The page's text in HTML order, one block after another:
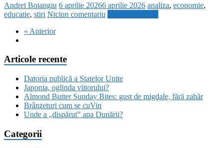
Andrei Boiangiu 6 aprilie 20266 aprilie 2026 analiza, economie,
educatie, stiri Niciun comentariu
« Anterior
Articole recente
Datoria publică a Statelor Unite
Japonia, oglinda viitorului?
Almond Butter Sunday Bites: gust de migdale, fără zahăr
Brânzeturi cum se cuVin
Unde a „dispărut” apa Dunării?
Categorii